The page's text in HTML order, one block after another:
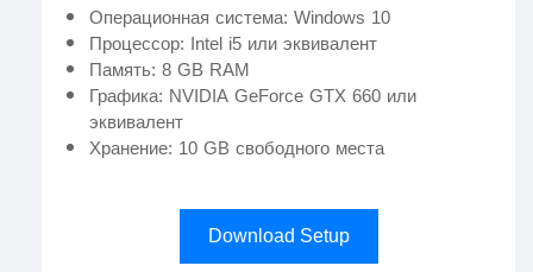
Операционная система: Windows 10
Процессор: Intel i5 или эквивалент
Память: 8 GB RAM
Графика: NVIDIA GeForce GTX 660 или
эквивалент
Хранение: 10 GB свободного места
Download Setup